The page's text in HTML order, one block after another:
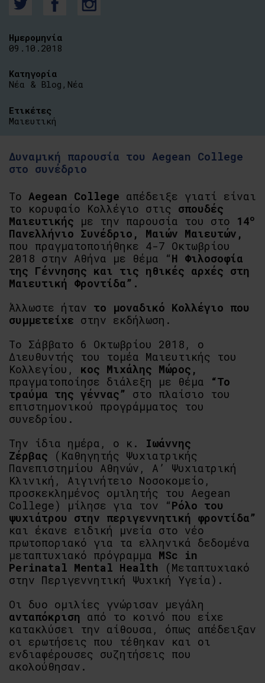
Δυναμική παρουσία του Aegean College
στο συνέδριο
Το Aegean College απέδειξε γιατί είναι
το κορυφαίο Κολλέγιο στις σπουδές
Μαιευτικής με την παρουσία του στο 14ο
Πανελλήνιο Συνέδριο, Μαιών Μαιευτών,
που πραγματοποιήθηκε 4-7 Οκτωβρίου
2018 στην Αθήνα με θέμα “Η Φιλοσοφία
της Γέννησης και τις ηθικές αρχές στη
Μαιευτική Φροντίδα”.
Άλλωστε ήταν το μοναδικό Κολλέγιο που
συμμετείχε στην εκδήλωση.
Το Σάββατο 6 Οκτωβρίου 2018, ο
Διευθυντής του τομέα Μαιευτικής του
Κολλεγίου, κος Μιχάλης Μώρος,
πραγματοποίησε διάλεξη με θέμα
“Το
τραύμα της γέννας” στο πλαίσιο του
επιστημονικού προγράμματος του
συνεδρίου.
Την ίδια ημέρα, ο κ. Ιωάννης
Ζέρβας (Καθηγητής Ψυχιατρικής
Πανεπιστημίου Αθηνών, Α’ Ψυχιατρική
Κλινική, Αιγινήτειο Νοσοκομείο,
προσκεκλημένος ομιλητής του Aegean
College) μίλησε για τον “Ρόλο του
ψυχιάτρου στην περιγεννητική φροντίδα”
και έκανε ειδική μνεία στο νέο
πρωτοποριακό για τα ελληνικά δεδομένα
μεταπτυχιακό πρόγραμμα MSc in
Perinatal Mental Health
(Μεταπτυχιακό
στην Περιγεννητική Ψυχική Υγεία).
Οι δυο ομιλίες γνώρισαν μεγάλη
ανταπόκριση από το κοινό που είχε
κατακλύσει την αίθουσα, όπως απέδειξαν
οι ερωτήσεις που τέθηκαν και οι
ενδιαφέρουσες συζητήσεις που
ακολούθησαν.
Ημερομηνία
09.10.2018
Κατηγορία
Νέα & Blog , Νέα
Ετικέτες
Μαιευτική